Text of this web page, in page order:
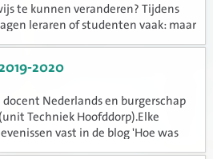
te kunnen veranderen? Tijdens
leraren of studenten vaak: maar
een rijke taal- of leescultuur op
mee? Hoe zorg je ervoor...
2020
Nederlands en burgerschap
Techniek Hoofddorp).Elke
vast in de blog 'Hoe was
is deze verzamelbundel.